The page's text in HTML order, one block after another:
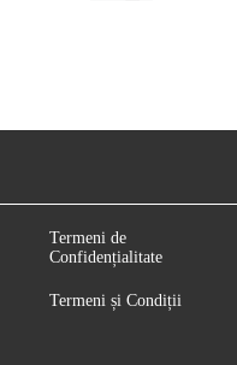
Termeni de
Confidențialitate
Termeni și Condiții